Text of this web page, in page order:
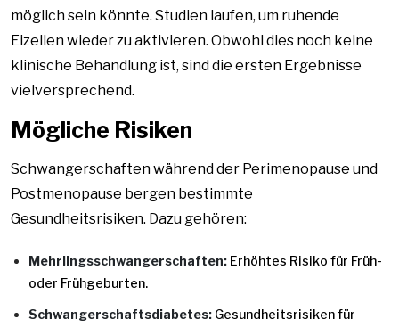
möglich sein könnte. Studien laufen, um ruhende
Eizellen wieder zu aktivieren. Obwohl dies noch keine
klinische Behandlung ist, sind die ersten Ergebnisse
vielversprechend.
Mögliche Risiken
Schwangerschaften während der Perimenopause und
Postmenopause bergen bestimmte
Gesundheitsrisiken. Dazu gehören:
Mehrlingsschwangerschaften: Erhöhtes Risiko für Früh-
oder Frühgeburten.
Schwangerschaftsdiabetes: Gesundheitsrisiken für